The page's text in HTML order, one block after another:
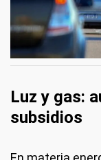
Luz y gas:
subsidios